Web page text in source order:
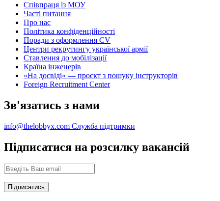
Співпраця із МОУ
Часті питання
Про нас
Політика конфіденційності
Поради з оформлення CV
Центри рекрутингу української армії
Ставлення до мобілізації
Країна інженерів
«На досвіді» — проєкт з пошуку інструкторів
Foreign Recruitment Center
Зв'язатись з нами
info@thelobbyx.com Служба підтримки
Підписатися на розсилку вакансій